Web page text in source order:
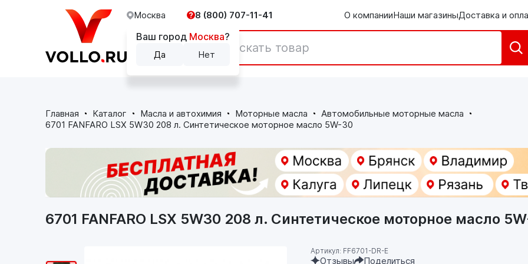
Москва
Ваш город Москва?
Да Нет
8 (800) 707-11-41 О компанииНаши магазиныДоставка и
Каталог
Главная Каталог Масла и автохимия Моторные масла
Автомобильные моторные масла
6701 FANFARO LSX 5W30 208 л. Синтетическое моторное масло 5W-30
6701 FANFARO LSX 5W30 208 л. Синтетическое моторное масло
Артикул: FF6701-DR-E
Отзывы Поделиться